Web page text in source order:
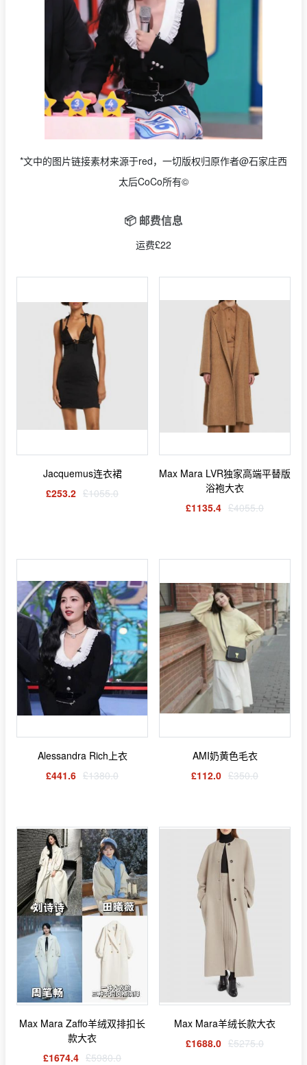
*文中的图片链接素材来源于red，一切版权归原作者@石家庄西
太后CoCo所有©
📦 邮费信息
运费£22
Jacquemus连衣裙
£253.2 £1055.0
Max Mara LVR独家高端平替版
浴袍大衣
£1135.4 £4055.0
Alessandra Rich上衣
£441.6 £1380.0
AMI奶黄色毛衣
£112.0 £350.0
Max Mara Zaffo羊绒双排扣长
款大衣
£1674.4 £5980.0
Max Mara羊绒长款大衣
£1688.0 £5275.0